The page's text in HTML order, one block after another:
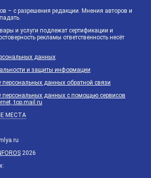
– с разрешения редакции. Мнения авторов и
и услуги подлежат сертификации и
рекламы ответственность несёт
данных
и защиты информации
персональных данных обратной связи
персональных данных с помощью сервисов
top.mail.ru
МЕСТА
2026